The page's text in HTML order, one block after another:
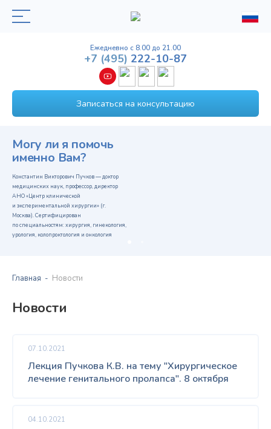
Ежедневно с 8.00 до 21.00
Записаться на консультацию
+7 (495) 222-10-87
Вышла в свет книга профессора
Пучкова К.В.
«КАК СТАТЬ
УСПЕШНЫМ ХИРУРГОМ
И ОСТАВАТЬСЯ ИМ ВСЮ
ЖИЗНЬ»
Главная Новости
Новости
07.10.2021
Лекция Пучкова К.В. на тему "Хирургическое
лечение генитального пролапса". 8 октября
04.10.2021